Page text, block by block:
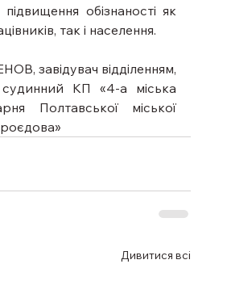
обізнаності як
так і населення.
завідувач відділенням,
судинний КП «4-а міська
Полтавської міської
Дивитися всі